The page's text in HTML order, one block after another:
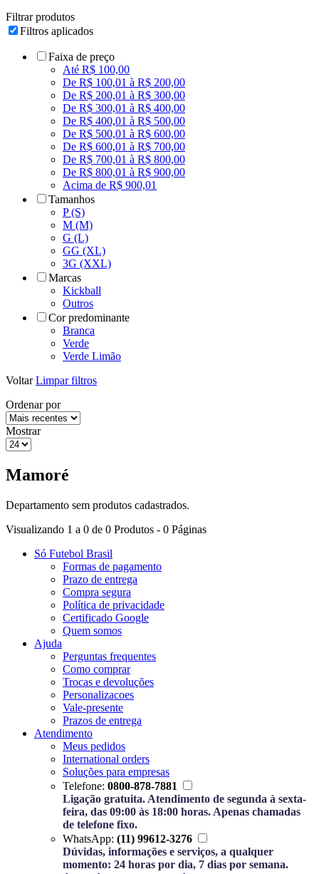
Filtrar produtos
Filtros aplicados
Faixa de preço
Até R$ 100,00
De R$ 100,01 à R$ 200,00
De R$ 200,01 à R$ 300,00
De R$ 300,01 à R$ 400,00
De R$ 400,01 à R$ 500,00
De R$ 500,01 à R$ 600,00
De R$ 600,01 à R$ 700,00
De R$ 700,01 à R$ 800,00
De R$ 800,01 à R$ 900,00
Acima de R$ 900,01
Tamanhos
P (S)
M (M)
G (L)
GG (XL)
3G (XXL)
Marcas
Kickball
Outros
Cor predominante
Branca
Verde
Verde Limão
Voltar Limpar filtros
Ordenar por
Mostrar
Mamoré
Departamento sem produtos cadastrados.
Visualizando 1 a 0 de 0 Produtos - 0 Páginas
Só Futebol Brasil
Formas de pagamento
Prazo de entrega
Compra segura
Política de privacidade
Certificado Google
Quem somos
Ajuda
Perguntas frequentes
Como comprar
Trocas e devoluções
Personalizacoes
Vale-presente
Prazos de entrega
Atendimento
Meus pedidos
International orders
Soluções para empresas
Telefone: 0800-878-7881
Ligação gratuita. Atendimento de segunda à sexta-
feira, das 09:00 às 18:00 horas. Apenas chamadas
de telefone fixo.
WhatsApp: (11) 99612-3276
Dúvidas, informações e serviços, a qualquer
momento: 24 horas por dia, 7 dias por semana.